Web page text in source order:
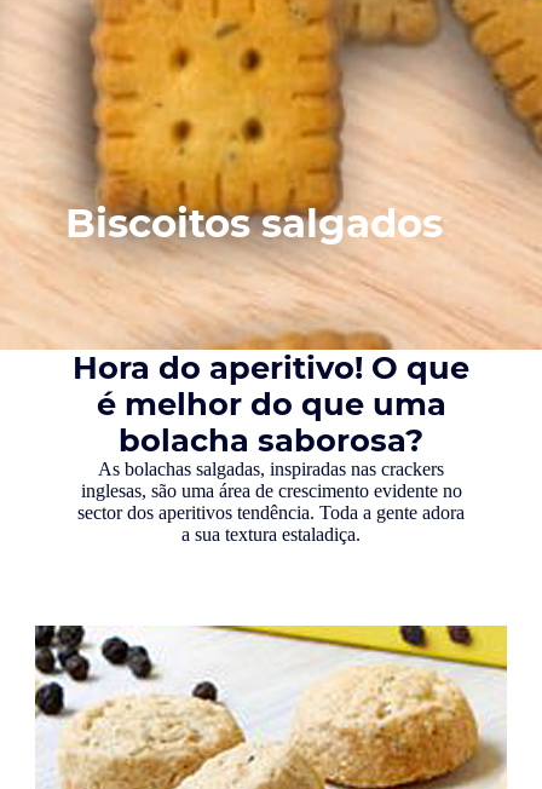
Biscoitos salgados
Hora do aperitivo! O que
é melhor do que uma
bolacha saborosa?
As bolachas salgadas, inspiradas nas crackers
inglesas, são uma área de crescimento evidente no
sector dos aperitivos tendência. Toda a gente adora
a sua textura estaladiça.